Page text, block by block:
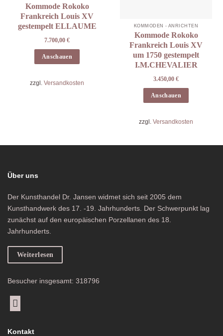
Kommode Rokoko
Frankreich Louis XV
gestempelt ELLAUME
7.700,00 €
Anschauen
zzgl. Versandkosten
KOMMODEN - ANRICHTEN
Kommode Rokoko
Frankreich Louis XV
um 1750 gestempelt
I.M.CHEVALIER
3.450,00 €
Anschauen
zzgl. Versandkosten
Über uns
Der Kunsthandel Dr. Jansen widmet sich seit 2005 dem
Kunsthandwerk des 17. -19. Jahrhunderts. Der Schwerpunkt lag
zunächst auf den europäischen Porzellanen des 18.
Jahrhunderts.
Weiterlesen
Besucher insgesamt: 318796
Kontakt